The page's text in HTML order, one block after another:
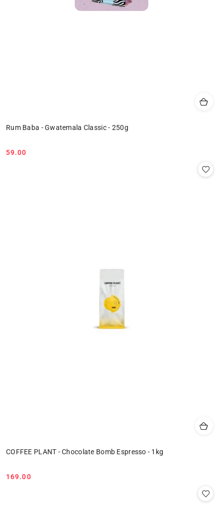
Rum Baba - Gwatemala Classic - 250g
Cena:
59.00
COFFEE PLANT - Chocolate Bomb Espresso - 1kg
Cena:
169.00